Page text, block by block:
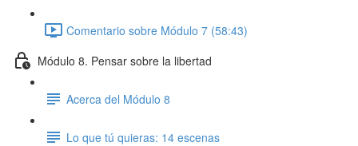
Comentario sobre Módulo 7 (58:43)
Módulo 8. Pensar sobre la libertad
Acerca del Módulo 8
Lo que tú quieras: 14 escenas